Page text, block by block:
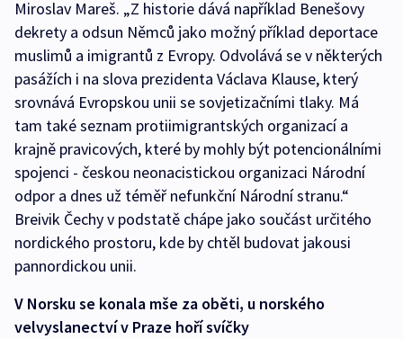
Miroslav Mareš. „Z historie dává například Benešovy
dekrety a odsun Němců jako možný příklad deportace
muslimů a imigrantů z Evropy. Odvolává se v některých
pasážích i na slova prezidenta Václava Klause, který
srovnává Evropskou unii se sovjetizačními tlaky. Má
tam také seznam protiimigrantských organizací a
krajně pravicových, které by mohly být potencionálními
spojenci - českou neonacistickou organizaci Národní
odpor a dnes už téměř nefunkční Národní stranu.“
Breivik Čechy v podstatě chápe jako součást určitého
nordického prostoru, kde by chtěl budovat jakousi
pannordickou unii.
V Norsku se konala mše za oběti, u norského
velvyslanectví v Praze hoří svíčky